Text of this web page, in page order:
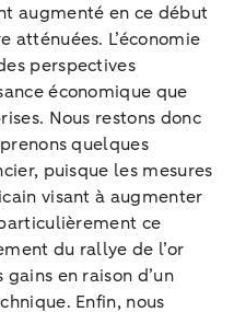
augmenté en ce début
atténuées. L’économie
perspectives
économique que
Nous restons donc
quelques
puisque les mesures
visant à augmenter
ce
du rallye de l’or
en raison d’un
Enfin, nous